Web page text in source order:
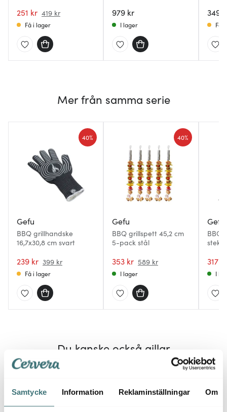
Samtycke Information Reklaminställningar Om
251 kr 419 kr
Få i lager
979 kr
I lager
349
Få
Mer från samma serie
Gefu
BBQ grillhandske
16,7x30,8 cm svart
239 kr 399 kr
40%
Få i lager
Gefu
BBQ grillspett 45,2 cm
5-pack stål
353 kr 589 kr
40%
I lager
Gefu
BBQ
317 kr
I
Du kanske också gillar